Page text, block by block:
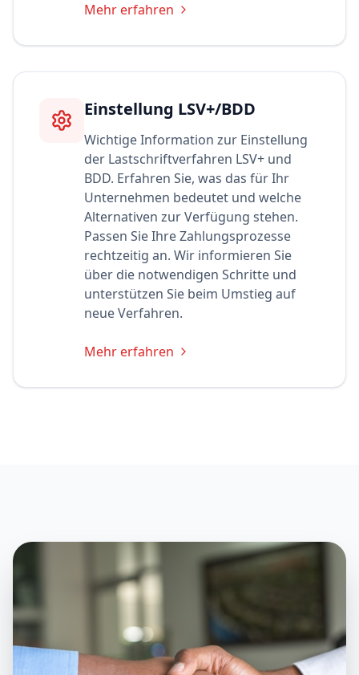
Mehr erfahren
Einstellung LSV+/BDD
Wichtige Information zur Einstellung
der Lastschriftverfahren LSV+ und
BDD. Erfahren Sie, was das für Ihr
Unternehmen bedeutet und welche
Alternativen zur Verfügung stehen.
Passen Sie Ihre Zahlungsprozesse
rechtzeitig an. Wir informieren Sie
über die notwendigen Schritte und
unterstützen Sie beim Umstieg auf
neue Verfahren.
Mehr erfahren